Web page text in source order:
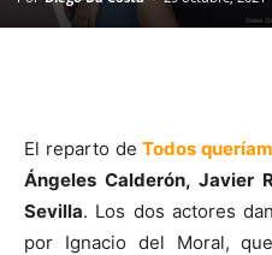
El reparto deTodos
Ángeles Calderón, Javier
Sevilla. Los dos actores
por Ignacio del Moral,